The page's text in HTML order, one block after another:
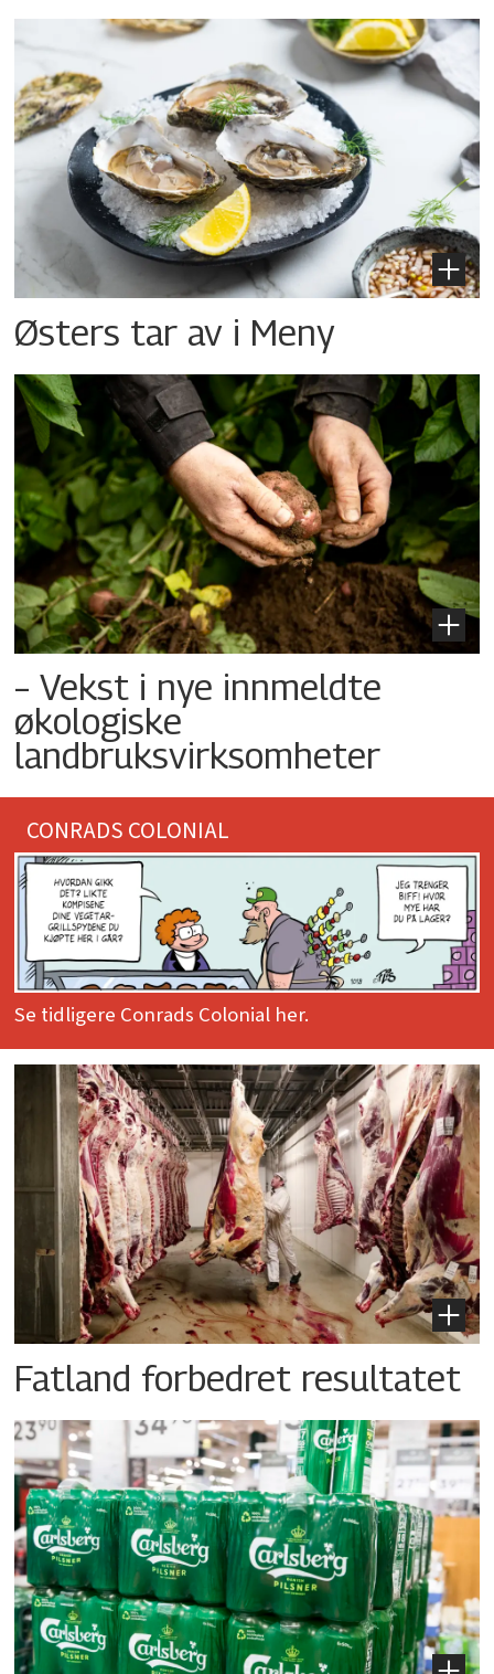
Østers tar av i Meny
– Vekst i nye innmeldte
økologiske
landbruksvirksomheter
CONRADS COLONIAL
Se tidligere Conrads Colonial her.
Fatland forbedret resultatet